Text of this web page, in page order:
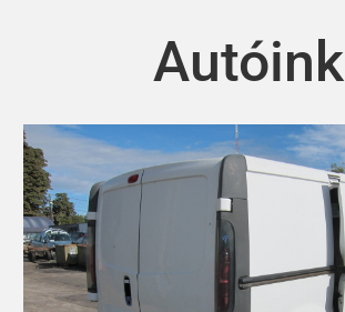
Autóink